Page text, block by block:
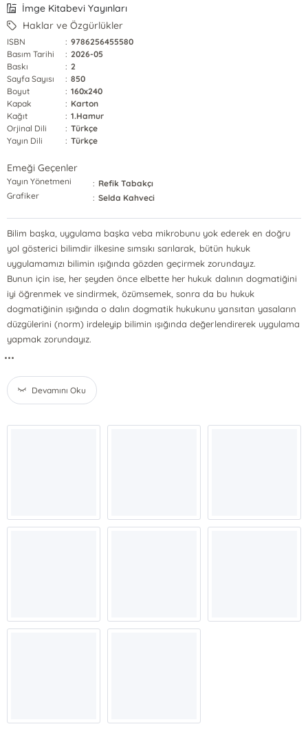
İmge Kitabevi Yayınları
Haklar ve Özgürlükler
ISBN : 9786256455580
Basım Tarihi
: 2026-05
Baskı
: 2
Sayfa Sayısı
: 850
Boyut
: 160x240
Kapak
: Karton
Kağıt
: 1.Hamur
Orjinal Dili
: Türkçe
Yayın Dili
: Türkçe
Emeği Geçenler
Yayın Yönetmeni : Refik Tabakçı
Grafiker
: Selda Kahveci
Bilim başka, uygulama başka veba mikrobunu yok ederek en doğru
yol gösterici bilimdir ilkesine sımsıkı sarılarak, bütün hukuk
uygulamamızı bilimin ışığında gözden geçirmek zorundayız.
Bunun için ise, her şeyden önce elbette her hukuk dalının dogmatiğini
iyi öğrenmek ve sindirmek, özümsemek, sonra da bu hukuk
dogmatiğinin ışığında o dalın dogmatik hukukunu yansıtan yasaların
düzgülerini (norm) irdeleyip bilimin ışığında değerlendirerek uygulama
yapmak zorundayız.
...
Devamını Oku